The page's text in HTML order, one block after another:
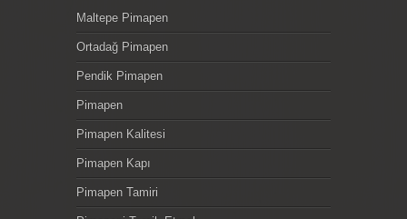
Maltepe Pimapen
Ortadağ Pimapen
Pendik Pimapen
Pimapen
Pimapen Kalitesi
Pimapen Kapı
Pimapen Tamiri